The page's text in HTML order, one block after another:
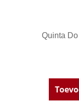
Quinta